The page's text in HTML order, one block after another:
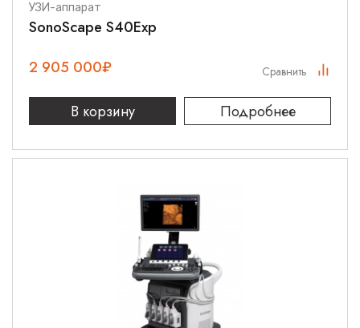
УЗИ-аппарат
SonoScape S40Exp
2 905 000₽
В корзину Подробнее
Сравнить